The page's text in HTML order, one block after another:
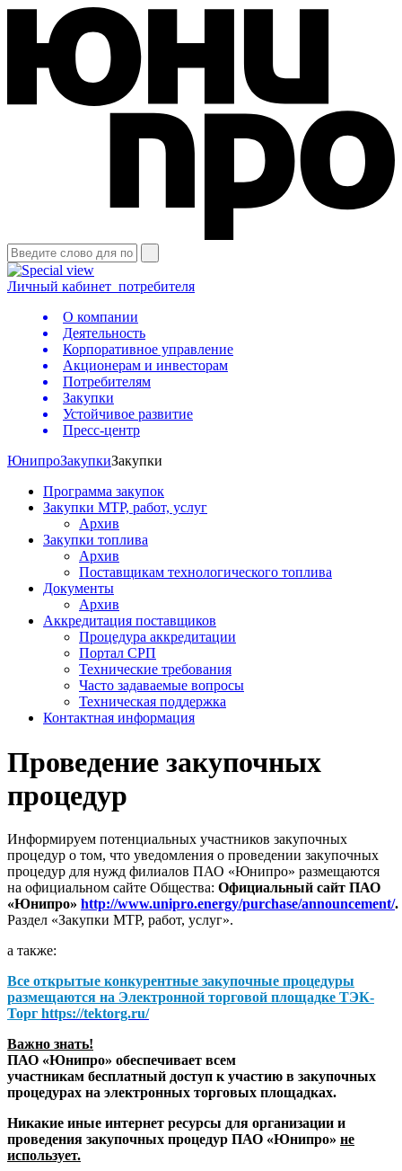
Личный кабинет потребителя
О компании
Деятельность
Корпоративное управление
Акционерам и инвесторам
Потребителям
Закупки
Устойчивое развитие
Пресс-центр
ЮнипроЗакупкиЗакупки
Программа закупок
Закупки МТР, работ, услуг
Архив
Закупки топлива
Архив
Поставщикам технологического топлива
Документы
Архив
Аккредитация поставщиков
Процедура аккредитации
Портал СРП
Технические требования
Часто задаваемые вопросы
Техническая поддержка
Контактная информация
Проведение закупочных
процедур
Информируем потенциальных участников закупочных
процедур о том, что уведомления о проведении закупочных
процедур для нужд филиалов ПАО «Юнипро» размещаются
на официальном сайте Общества: Официальный сайт ПАО
«Юнипро» http://www.unipro.energy/purchase/announcement/.
Раздел «Закупки МТР, работ, услуг».
а также:
Все открытые конкурентные закупочные процедуры
размещаются на Электронной торговой площадке ТЭК-
Торг https://tektorg.ru/
Важно знать!
ПАО «Юнипро» обеспечивает всем
участникам бесплатный доступ к участию в закупочных
процедурах на электронных торговых площадках.
Никакие иные интернет ресурсы для организации и
проведения закупочных процедур ПАО «Юнипро» не
использует.